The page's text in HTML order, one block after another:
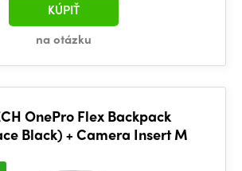
na otázku
KÚPIŤ
OnePro Flex Backpack
Black) + Camera Insert M